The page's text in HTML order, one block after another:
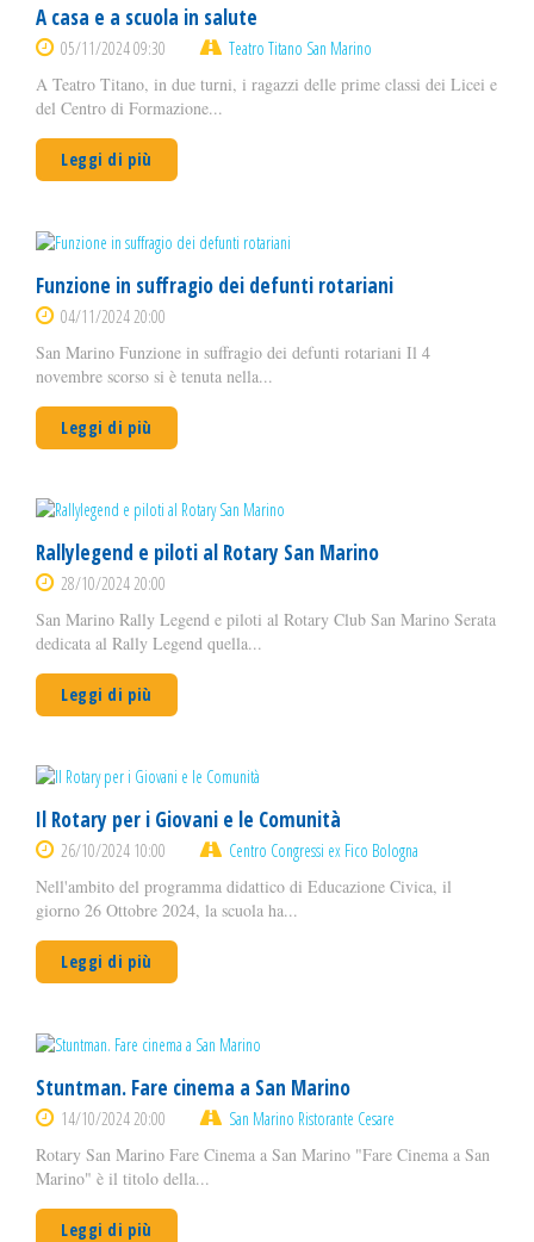
A casa e a scuola in salute
05/11/2024 09:30
Teatro Titano San Marino
A Teatro Titano, in due turni, i ragazzi delle prime classi dei Licei e
del Centro di Formazione...
Leggi di più
Funzione in suffragio dei defunti rotariani
04/11/2024 20:00
San Marino Funzione in suffragio dei defunti rotariani Il 4
novembre scorso si è tenuta nella...
Leggi di più
Rallylegend e piloti al Rotary San Marino
28/10/2024 20:00
San Marino Rally Legend e piloti al Rotary Club San Marino Serata
dedicata al Rally Legend quella...
Leggi di più
Il Rotary per i Giovani e le Comunità
26/10/2024 10:00
Centro Congressi ex Fico Bologna
Nell'ambito del programma didattico di Educazione Civica, il
giorno 26 Ottobre 2024, la scuola ha...
Leggi di più
Stuntman. Fare cinema a San Marino
14/10/2024 20:00
San Marino Ristorante Cesare
Rotary San Marino Fare Cinema a San Marino "Fare Cinema a San
Marino" è il titolo della...
Leggi di più